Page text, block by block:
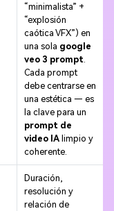
“minimalista” +
“explosión
caótica VFX”) en
una sola google
veo 3 prompt.
Cada prompt
debe centrarse en
una estética — es
la clave para un
prompt de
video IAlimpio y
coherente.
Duración,
resolución y
relación de